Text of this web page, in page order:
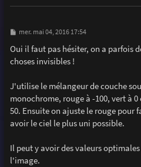
M
s
s
a
mer. mai 04, 2016 17:54
Oui il faut pas hésiter, on a parfois
choses invisibles !
J'utilise le mélangeur de couche
monochrome, rouge à -100, vert à
50. Ensuite on ajuste le rouge pour
avoir le ciel le plus uni possible.
Il peut y avoir des valeurs
l'image.